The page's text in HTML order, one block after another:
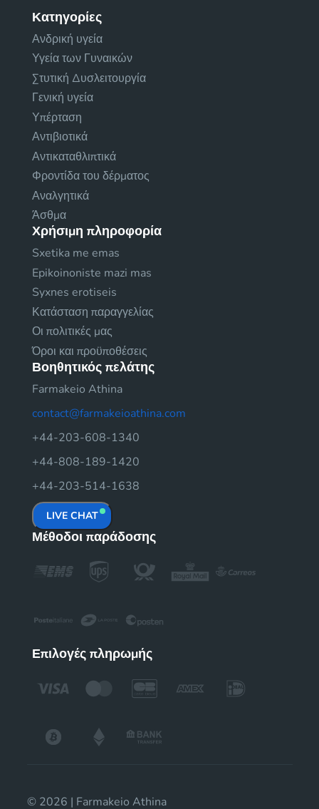
Κατηγορίες
Ανδρική υγεία
Υγεία των Γυναικών
Στυτική Δυσλειτουργία
Γενική υγεία
Υπέρταση
Αντιβιοτικά
Αντικαταθλιπτικά
Φροντίδα του δέρματος
Αναλγητικά
Άσθμα
Χρήσιμη πληροφορία
Sxetika me emas
Epikoinoniste mazi mas
Syxnes erotiseis
Κατάσταση παραγγελίας
Οι πολιτικές μας
Όροι και προϋποθέσεις
Βοηθητικός πελάτης
Farmakeio Athina
contact@farmakeioathina.com
+44-203-608-1340
+44-808-189-1420
+44-203-514-1638
LIVE CHAT
Μέθοδοι παράδοσης
Επιλογές πληρωμής
© 2026 | Farmakeio Athina